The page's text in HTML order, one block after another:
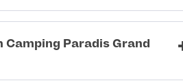
Camping Paradis Grand